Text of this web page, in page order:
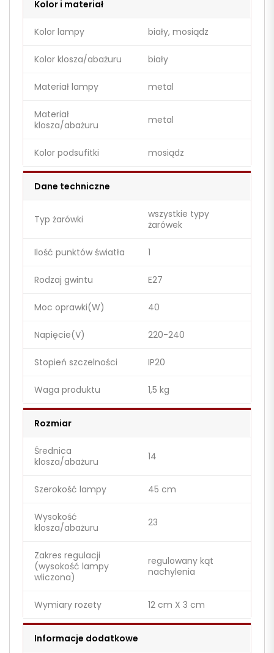
Kolor i materiał
Kolor lampy biały, mosiądz
Kolor klosza/abażuru biały
Materiał lampy metal
Materiał
klosza/abażuru
metal
Kolor podsufitki mosiądz
Dane techniczne
Typ żarówki
wszystkie typy
żarówek
Ilość punktów światła 1
Rodzaj gwintu E27
Moc oprawki(W) 40
Napięcie(V) 220-240
Stopień szczelności IP20
Waga produktu 1,5 kg
Rozmiar
Średnica
klosza/abażuru
14
Szerokość lampy 45 cm
Wysokość
klosza/abażuru
23
Zakres regulacji
(wysokość lampy
wliczona)
regulowany kąt
nachylenia
Wymiary rozety 12 cm X 3 cm
Informacje dodatkowe